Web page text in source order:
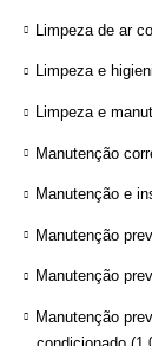
Limpeza de ar
Limpeza e
Limpeza e
Manutenção
Manutenção e
Manutenção
Manutenção
Manutenção